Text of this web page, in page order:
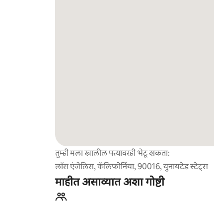
तुम्ही मला खालील पत्त्यावरही भेटू शकता:
लॉस एंजेलिस, कॅलिफोर्निया, 90016, युनायटेड स्टेट्स
माहीत असाव्यात अशा गोष्टी